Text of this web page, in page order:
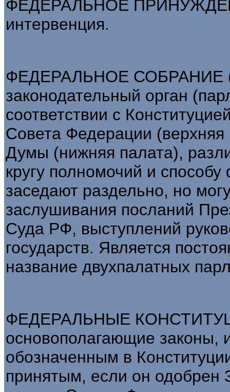
ФЕДЕРАЛЬНОЕ
интервенция.
ФЕДЕРАЛЬНОЕ СОБРАНИЕ
законодательный орган
соответствии с
Совета Федерации (верхняя
Думы (нижняя палата),
кругу полномочий и
заседают раздельно, но
заслушивания посланий
Суда РФ, выступлений
государств. Является
название двухпалатных
ФЕДЕРАЛЬНЫЕ
основополагающие законы,
обозначенным в
принятым, если он одобрен